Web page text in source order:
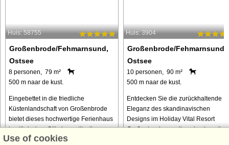
Huis: 58755
Großenbrode/Fehmarnsund,
Ostsee
8 personen, 79 m²
500 m naar de kust.
Eingebettet in die friedliche
Küstenlandschaft von Großenbrode
bietet dieses hochwertige Ferienhaus
im dänischen Stil einen stilvollen
Rückzugsort, der ganz auf
Huis: 3904
Großenbrode/Fehmarnsund,
Ostsee
10 personen, 90 m²
500 m naar de kust.
Entdecken Sie die zurückhaltende
Eleganz des skandinavischen
Designs im Holiday Vital Resort
Großenbrode, wo diese
Use of cookies